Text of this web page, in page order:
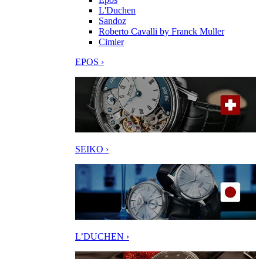
L'Duchen
Sandoz
Roberto Cavalli by Franck Muller
Cimier
EPOS ›
SEIKO ›
L’DUCHEN ›